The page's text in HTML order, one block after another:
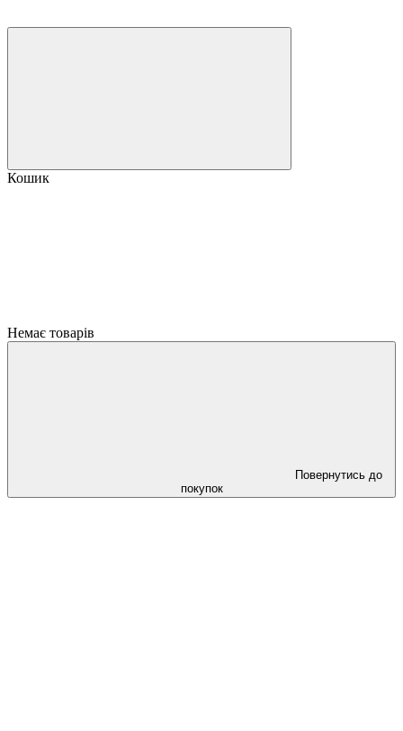
Кошик
Немає товарів
Повернутись до
покупок